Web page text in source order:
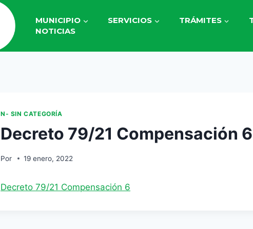
MUNICIPIO SERVICIOS TRÁMITES
NOTICIAS
N- SIN CATEGORÍA
Decreto 79/21 Compensación 6
Por 19 enero, 2022
Decreto 79/21 Compensación 6